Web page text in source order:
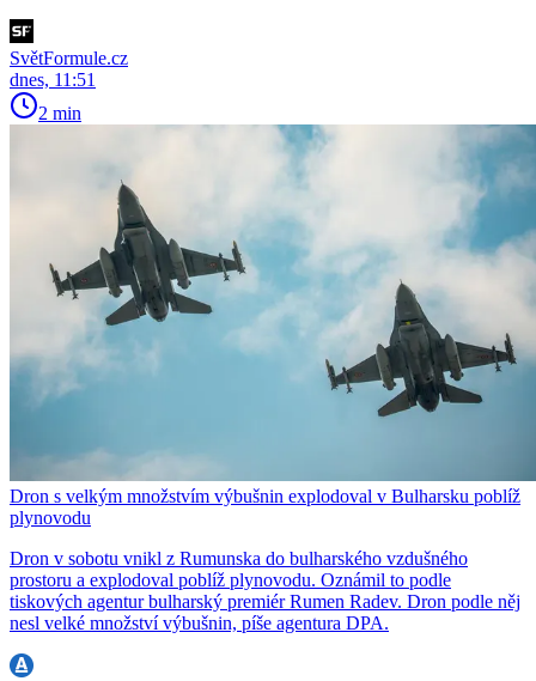
SvětFormule.cz
dnes, 11:51
2 min
Dron s velkým množstvím výbušnin explodoval v Bulharsku poblíž
plynovodu
Dron v sobotu vnikl z Rumunska do bulharského vzdušného
prostoru a explodoval poblíž plynovodu. Oznámil to podle
tiskových agentur bulharský premiér Rumen Radev. Dron podle něj
nesl velké množství výbušnin, píše agentura DPA.